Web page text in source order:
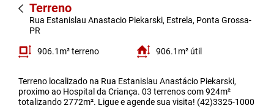
Terreno
Rua Estanislau Anastacio Piekarski, Estrela, Ponta Grossa-
PR
906.1m² terreno 906.1m² útil
Terreno localizado na Rua Estanislau Anastácio Piekarski,
proximo ao Hospital da Criança. 03 terrenos com 924m²
totalizando 2772m². Ligue e agende sua visita! (42)3325-1000